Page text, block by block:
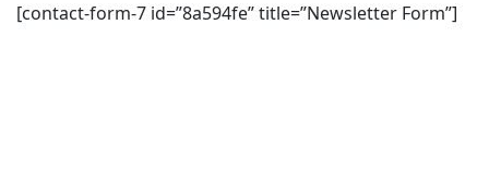
[contact-form-7 id=”8a594fe” title=”Newsletter Form”]